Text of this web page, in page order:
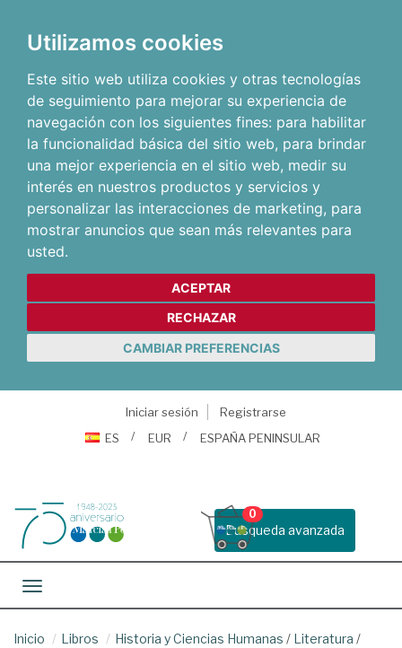
Utilizamos cookies
Este sitio web utiliza cookies y otras tecnologías
de seguimiento para mejorar su experiencia de
navegación con los siguientes fines: para habilitar
la funcionalidad básica del sitio web, para brindar
una mejor experiencia en el sitio web, medir su
interés en nuestros productos y servicios y
personalizar las interacciones de marketing, para
mostrar anuncios que sean más relevantes para
usted.
ACEPTAR
RECHAZAR
CAMBIAR PREFERENCIAS
Iniciar sesión
Registrarse
ES
EUR ESPAÑA PENINSULAR
Busqueda avanzada
0
Toggle navigation
Inicio Libros Historia y Ciencias Humanas / Literatura /